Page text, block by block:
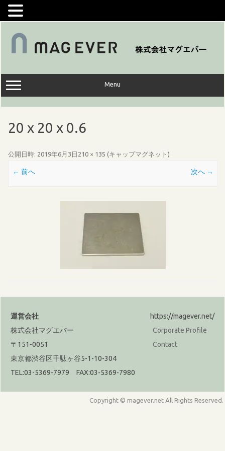
コ
キ
ッ
プ
Menu
20 x 20 x 0.6
公開日時: 2019年6月3日 210 × 135 (キャップマグネット )
← 前へ 次へ →
運営会社
株式会社マグエバー
〒151-0051
東京都渋谷区千駄ヶ谷5-1-10-304
TEL:03-5369-7979 FAX:03-5369-7980
https://magever.net/
Corporate Profile
Contact
Copyright © magever.net All Rights Reserved.